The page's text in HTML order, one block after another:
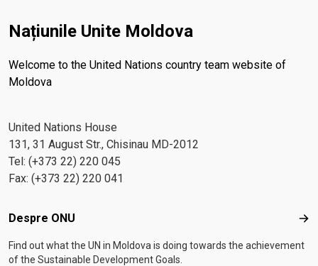
Națiunile Unite Moldova
Welcome to the United Nations country team website of
Moldova
United Nations House
131, 31 August Str., Chisinau MD-2012
Tel: (+373 22) 220 045
Fax: (+373 22) 220 041
Footer menu
Despre ONU
Find out what the UN in Moldova is doing towards the achievement
of the Sustainable Development Goals.